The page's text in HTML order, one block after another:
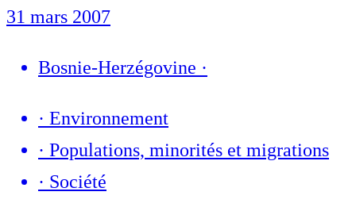
31 mars 2007
Bosnie-Herzégovine ·
· Environnement
· Populations, minorités et migrations
· Société